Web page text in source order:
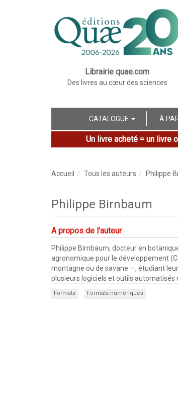
Librairie quae.com
Des livres au cœur des sciences
CATALOGUE À
Un livre acheté = un livre
Accueil Tous les auteurs Philippe
Philippe Birnbaum
A propos de l'auteur
Philippe Birnbaum, docteur en
agronomique pour le développement
montagne ou de savane —, étudiant
plusieurs logiciels et outils automatisés
Formats Formats numériques